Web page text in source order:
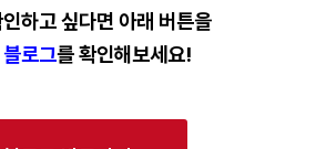
하고 싶다면 아래 버튼을
로그를 확인해보세요!